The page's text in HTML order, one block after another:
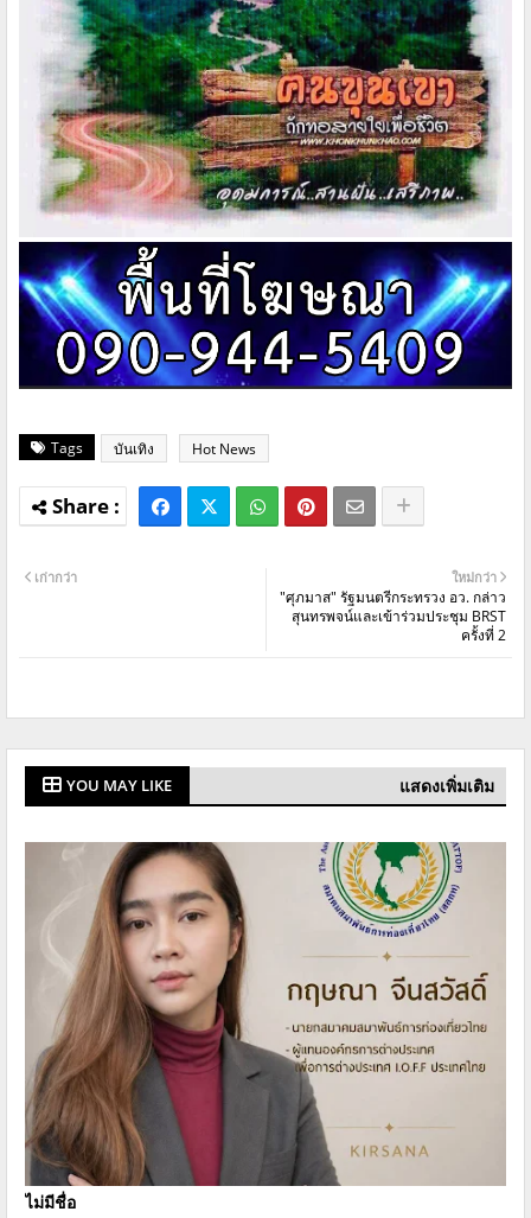
Tags บันเทิง Hot News
ใหม่กว่า
"ศุภมาส" รัฐมนตรีกระทรวง อว. กล่าว
สุนทรพจน์และเข้าร่วมประชุม BRST
ครั้งที่ 2
เก่ากว่า
YOU MAY LIKE แสดงเพิ่มเติม
ไม่มีชื่อ